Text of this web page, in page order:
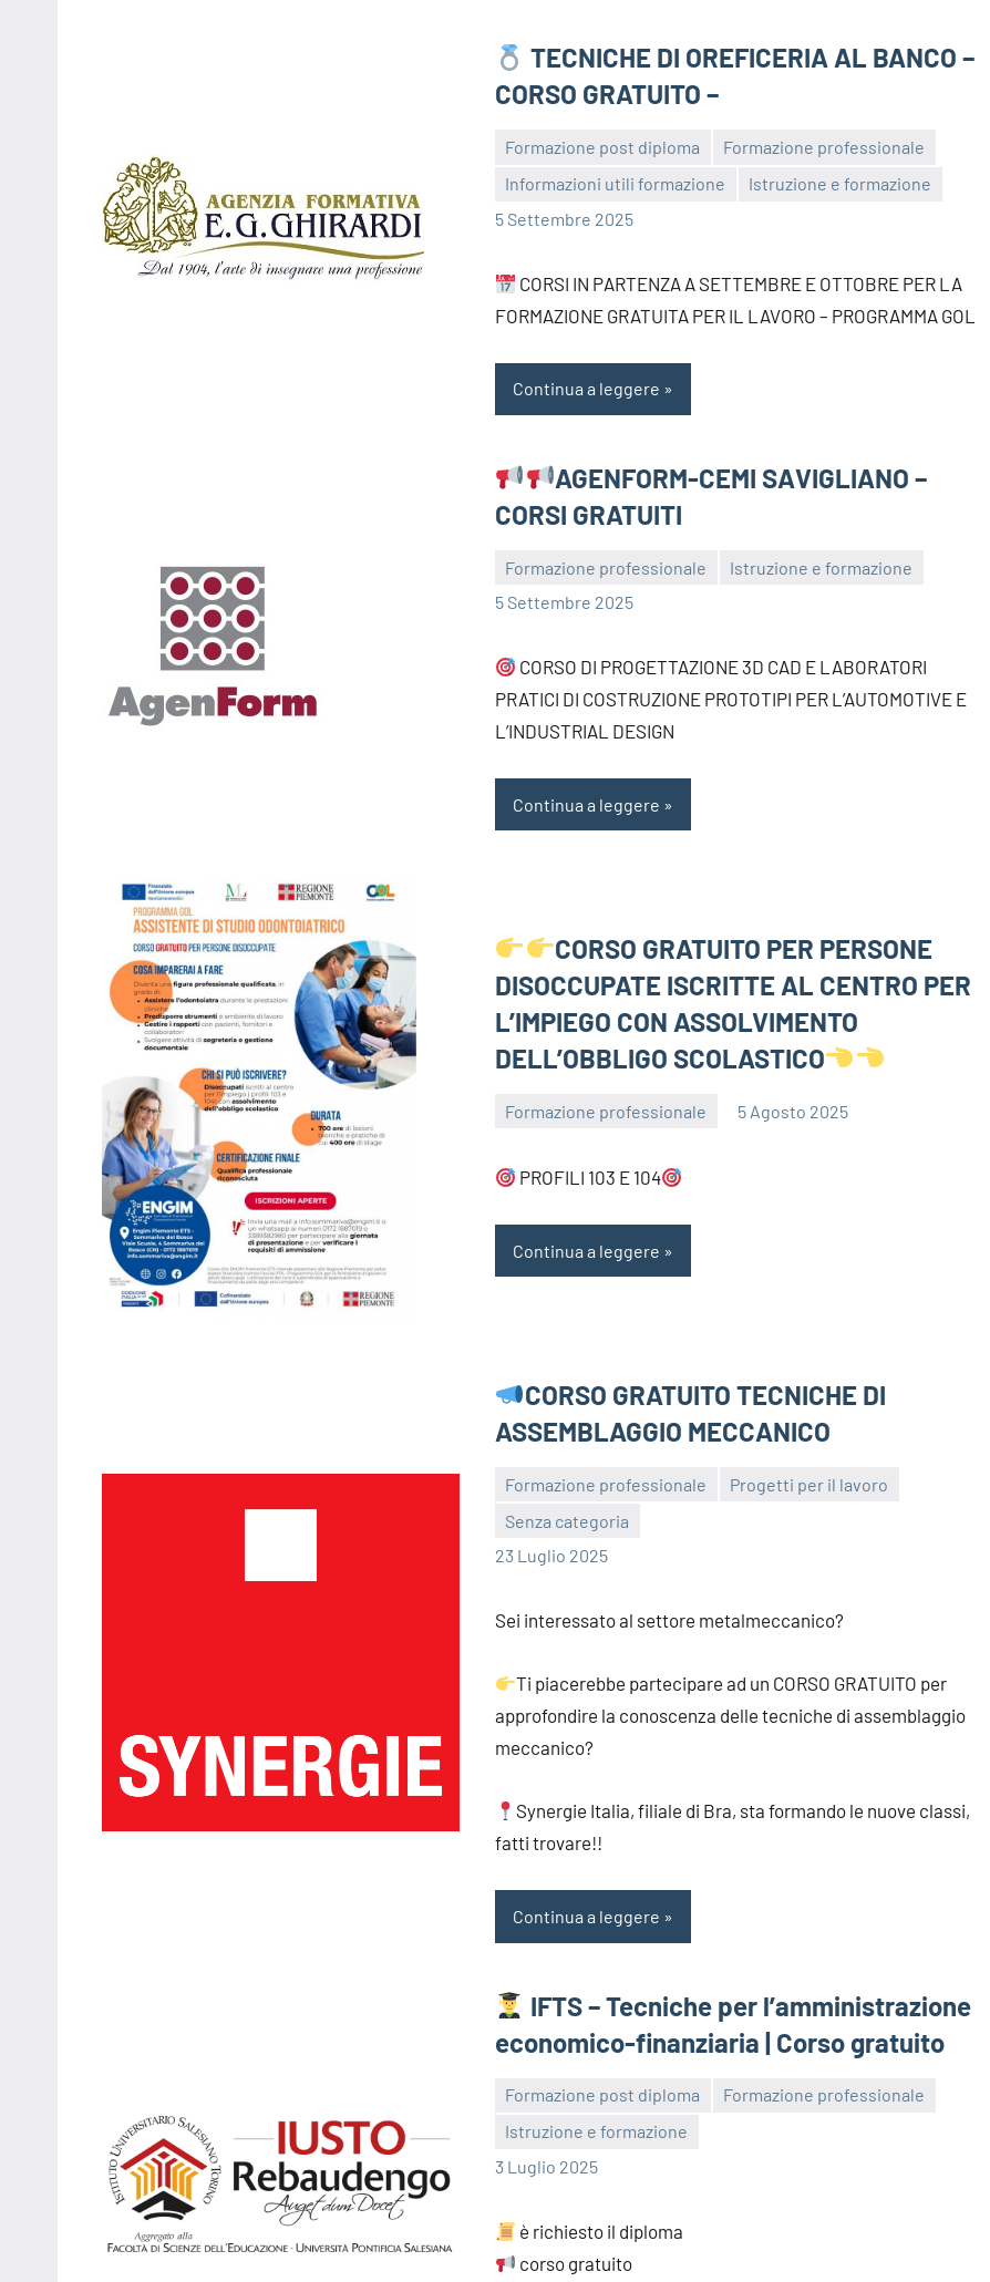
TECNICHE DI OREFICERIA AL BANCO –
CORSO GRATUITO –
Formazione post diploma
Formazione professionale
Informazioni utili formazione
Istruzione e formazione
5 Settembre 2025
bragiovani
CORSI IN PARTENZA A SETTEMBRE E OTTOBRE PER LA
FORMAZIONE GRATUITA PER IL LAVORO – PROGRAMMA GOL
Continua a leggere
AGENFORM-CEMI SAVIGLIANO –
CORSI GRATUITI
Formazione professionale
Istruzione e formazione
5 Settembre 2025
bragiovani
CORSO DI PROGETTAZIONE 3D CAD E LABORATORI
PRATICI DI COSTRUZIONE PROTOTIPI PER L’AUTOMOTIVE E
L’INDUSTRIAL DESIGN
Continua a leggere
CORSO GRATUITO PER PERSONE
DISOCCUPATE ISCRITTE AL CENTRO PER
L’IMPIEGO CON ASSOLVIMENTO
DELL’OBBLIGO SCOLASTICO
Formazione professionale 5 Agosto 2025
PROFILI 103 E 104
Continua a leggere
CORSO GRATUITO TECNICHE DI
ASSEMBLAGGIO MECCANICO
Formazione professionale
Progetti per il lavoro
Senza categoria
23 Luglio 2025
bragiovani
Sei interessato al settore metalmeccanico?
Ti piacerebbe partecipare ad un CORSO GRATUITO per
approfondire la conoscenza delle tecniche di assemblaggio
meccanico?
Synergie Italia, filiale di Bra, sta formando le nuove classi,
fatti trovare!!
Continua a leggere
IFTS – Tecniche per l’amministrazione
economico-finanziaria | Corso gratuito
Formazione post diploma
Formazione professionale
Istruzione e formazione
3 Luglio 2025
bragiovani
è richiesto il diploma
corso gratuito